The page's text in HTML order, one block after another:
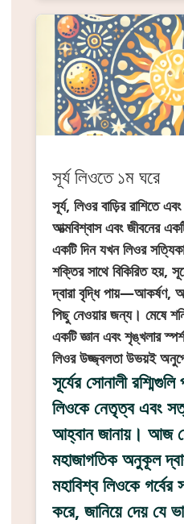
সূর্য লিওতে ১ম ঘরে
সূর্য, লিওর বাড়ির রাশিতে
আত্মবিশ্বাস এবং জীবনের
একটি দিন যখন লিওর
শক্তির সাথে বিকিরিত হয়,
দ্বারা বৃদ্ধি পায়—আকর্ষণ,
পিছু নেওয়ার জন্য। মেষে
একটি জ্ঞান এবং শৃঙ্খলার
লিওর উজ্জ্বলতা উভয়ই
সূর্যের সোনালী
লিওকে নেতৃত্ব এবং
আহ্বান জানায়। আজ
মহাজাগতিক অনুকূল
মহাবিশ্ব লিওকে গর্বের
করে, জানিয়ে দেয় যে